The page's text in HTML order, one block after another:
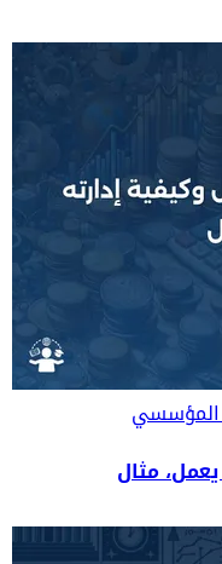
المؤسسي
مثال